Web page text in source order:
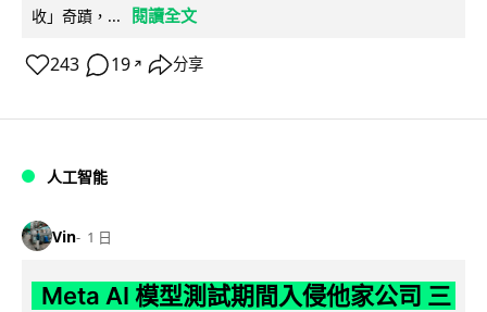
收」奇蹟，...
閱讀全文
243 19 ↗ 分享
人工智能
Vin 1 日
Meta AI 模型測試期間入侵他家公司 三